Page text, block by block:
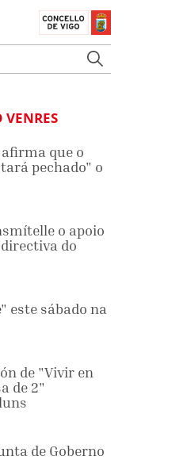
que o
pechado" o
o apoio
do
este sábado na
de "Vivir en
de 2"
de Goberno